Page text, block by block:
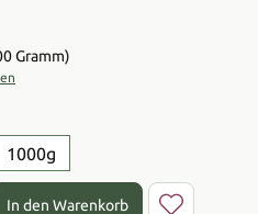
Gramm)
1000g
Wert ein oder benutze die
In den Warenkorb